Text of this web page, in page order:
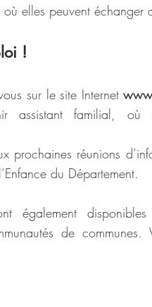
elles peuvent échanger
!
sur le site Internet
assistant familial, où
prochaines réunions
du Département.
également
de